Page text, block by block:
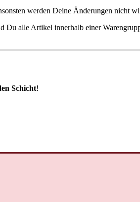
werden Deine Änderungen nicht
alle Artikel innerhalb einer
Schicht!